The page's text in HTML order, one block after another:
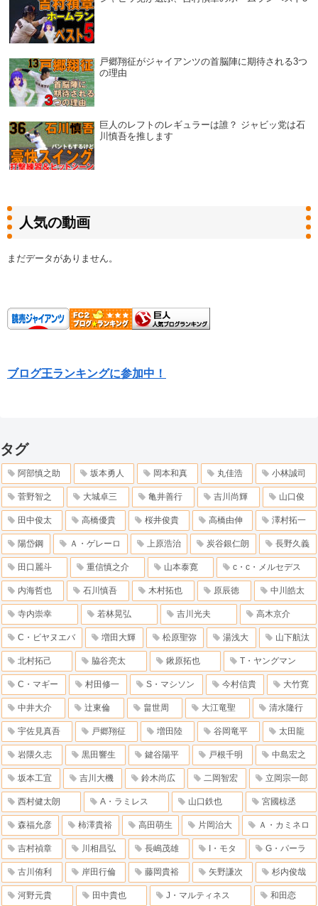
戸郷翔征がジャイアンツの首脳陣に期待される3つ
の理由
巨人のレフトのレギュラーは誰？ ジャビッ党は石
川慎吾を推します
人気の動画
まだデータがありません。
ブログ王ランキングに参加中！
タグ
阿部慎之助 坂本勇人 岡本和真 丸佳浩 小林誠司
菅野智之 大城卓三 亀井善行 吉川尚輝 山口俊
田中俊太 高橋優貴 桜井俊貴 高橋由伸 澤村拓一
陽岱鋼 Ａ・ゲレーロ 上原浩治 炭谷銀仁朗 長野久義
田口麗斗 重信慎之介 山本泰寛 c・c・メルセデス
内海哲也 石川慎吾 木村拓也 原辰徳 中川皓太
寺内崇幸 若林晃弘 吉川光夫 高木京介
C・ビヤヌエバ 増田大輝 松原聖弥 湯浅大 山下航汰
北村拓己 脇谷亮太 鍬原拓也 T・ヤングマン
C・マギー 村田修一 S・マシソン 今村信貴 大竹寛
中井大介 辻東倫 畠世周 大江竜聖 清水隆行
宇佐見真吾 戸郷翔征 増田陸 谷岡竜平 太田龍
岩隈久志 黒田響生 鍵谷陽平 戸根千明 中島宏之
坂本工宜 吉川大機 鈴木尚広 二岡智宏 立岡宗一郎
西村健太朗 A・ラミレス 山口鉄也 宮國椋丞
森福允彦 柿澤貴裕 高田萌生 片岡治大 Ａ・カミネロ
吉村禎章 川相昌弘 長嶋茂雄 I・モタ G・パーラ
古川侑利 岸田行倫 藤岡貴裕 矢野謙次 杉内俊哉
河野元貴 田中貴也 J・マルティネス 和田恋